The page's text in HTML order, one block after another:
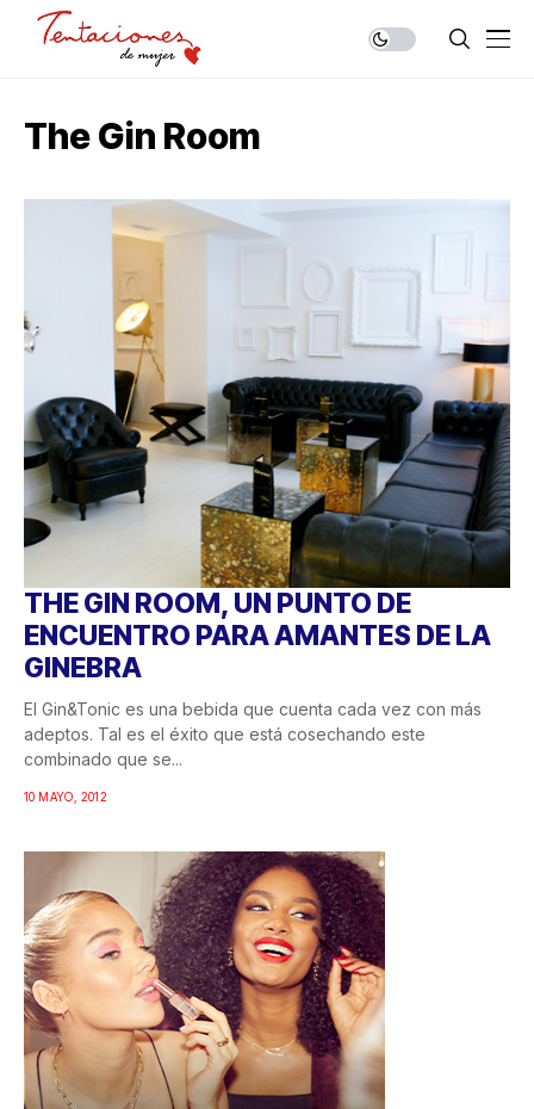
The Gin Room
THE GIN ROOM, UN PUNTO DE
ENCUENTRO PARA AMANTES DE LA
GINEBRA
El Gin&Tonic es una bebida que cuenta cada vez con más
adeptos. Tal es el éxito que está cosechando este
combinado que se...
10 MAYO, 2012